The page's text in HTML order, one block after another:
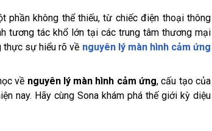
phần không thể thiếu, từ chiếc điện thoại thông
tương tác khổ lớn tại các trung tâm thương mại
thực sự hiểu rõ về nguyên lý màn hình cảm ứng
về nguyên lý màn hình cảm ứng, cấu tạo của
nay. Hãy cùng Sona khám phá thế giới kỳ diệu